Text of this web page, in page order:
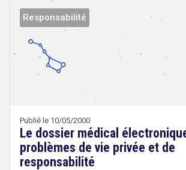
Responsabilité
Publié le 10/05/2000
Le dossier médical
problèmes de vie privée et de
responsabilité